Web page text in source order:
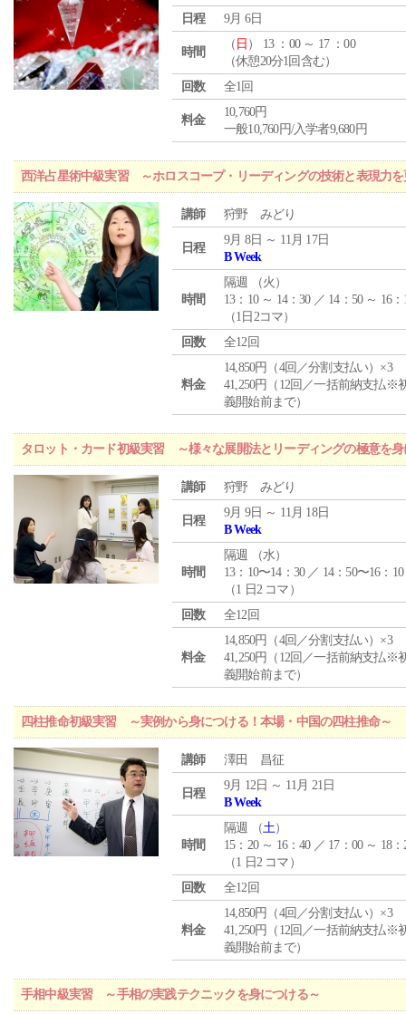
日程 9月 6日
時間
（ 日 ） 13 ：00 ～ 17 ：00
（休憩20分1回含む）
回数
全1回
料金
10,760円
一般10,760円/入学者9,680円
西洋占星術中級実習 ～ホロスコープ・リーディングの技術と表現力
講師 狩野 みどり
日程
9月 8日 ～ 11月 17日
B Week
時間
隔週 （火 ）
13：10 ～ 14：30 ／ 14：50 ～ 16：
（1日2コマ）
回数
全12回
料金
14,850円（4回／分割支払い）×3
41,250円（12回／一括前納支払※
義開始前まで）
タロット・カード初級実習 ～様々な展開法とリーディングの極意を身
講師 狩野 みどり
日程
9月 9日 ～ 11月 18日
B Week
時間
隔週 （水）
13：10〜14：30 ／ 14：50〜16：10
（1 日2 コマ）
回数
全12回
料金
14,850円（4回／分割支払い）×3
41,250円（12回／一括前納支払※
義開始前まで）
四柱推命初級実習 ～実例から身につける！本場・中国の四柱推命～
講師 澤田 昌征
日程
9月 12日 ～ 11月 21日
B Week
時間
隔週 （土）
15：20 ～ 16：40 ／ 17：00 ～ 18：
（1 日2 コマ）
回数
全12回
料金
14,850円（4回／分割支払い）×3
41,250円（12回／一括前納支払※
義開始前まで）
手相中級実習 ～手相の実践テクニックを身につける～